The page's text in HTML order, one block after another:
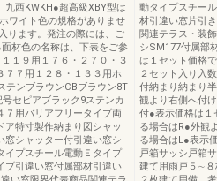
KWKH●超高級XBY型は
ワイト色の規格がありませ
ります。発注の際には、ご
材色の名称は、下表をご参
１９用１７６・２７０・３
７７用１２８・１３３用ホ
テンブラウンCBブラウン8T
セピアブラック9ステンカ
７用バリアフリータイプ両
特寸製作納まり図シャッ
窓シャッター付引違い窓シ
イプスチール電動Ｅタイプ
プ引違い窓付属部材引違い
動タイプスチー
材引違い窓片引
関連テラス・装
シSM177付属部
は１セット価格
２セット入り入
付納まり納まり
観より右側へ付
付●表示価格は
る場合はR●外観
る場合はL●表示
戸箱サッシ戸箱
建て用雨戸５∼